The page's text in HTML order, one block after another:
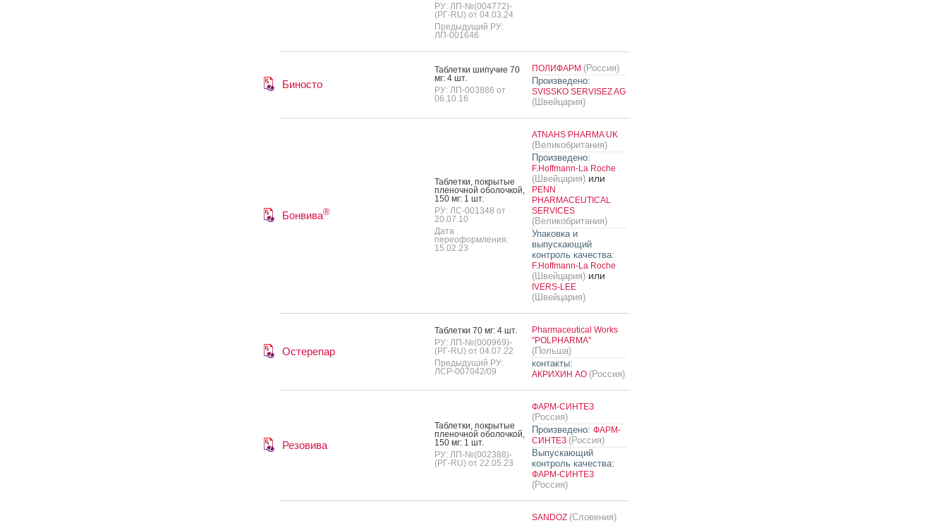
РУ: ЛП-№(004772)-
(РГ-RU) от 04.03.24
Предыдущий РУ:
ЛП-001646
Биносто
Таб­летки ши­пучие 70
мг: 4 шт.
РУ: ЛП-003886 от
06.10.16
ПОЛИФАРМ (Россия)
Произведено:
SVISSKO SERVISEZ AG
(Швейцария)
Бонвива®
Таб­летки, пок­ры­тые
пле­ноч­ной обо­лоч­кой,
150 мг: 1 шт.
РУ: ЛС-001348 от
20.07.10
Дата
переоформления:
15.02.23
ATNAHS PHARMA UK
(Великобритания)
Произведено:
F.Hoffmann-La Roche
(Швейцария)или
PENN
PHARMACEUTICAL
SERVICES
(Великобритания)
Упаковка и
выпускающий
контроль качества:
F.Hoffmann-La Roche
(Швейцария)или
IVERS-LEE
(Швейцария)
Остерепар
Таб­летки 70 мг: 4 шт.
РУ: ЛП-№(000969)-
(РГ-RU) от 04.07.22
Предыдущий РУ:
ЛСР-007042/09
Pharmaceutical Works
"POLPHARMA"
(Польша)
контакты:
АКРИХИН АО (Россия)
Резовива
Таб­летки, пок­ры­тые
пле­ноч­ной обо­лоч­кой,
150 мг: 1 шт.
РУ: ЛП-№(002388)-
(РГ-RU) от 22.05.23
ФАРМ-СИНТЕЗ
(Россия)
Произведено: ФАРМ-
СИНТЕЗ (Россия)
Выпускающий
контроль качества:
ФАРМ-СИНТЕЗ
(Россия)
SANDOZ (Словения)